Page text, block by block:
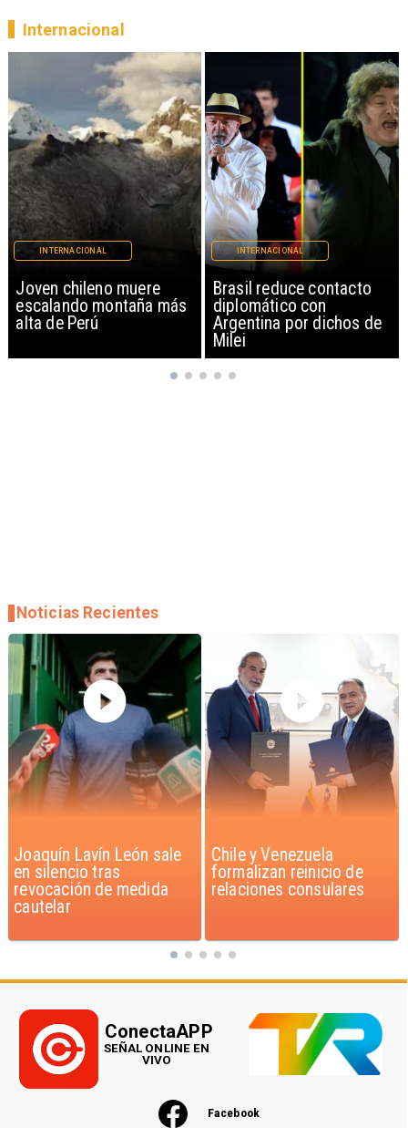
Brasil reduce contacto
diplomático con
Argentina por dichos de
INTERNACIONAL
China restringe
exportación de drones a
EEUU y sanciona
empresas
INTERNACIONAL
Internacional
Chile y Venezuela
formalizan reinicio de
relaciones consulares
Feriantes rechazan
dichos de Camila Flores
sobre Fabiola Campillai
Noticias Recientes
Facebook
ConectaAPP
SEÑAL ONLINE EN
VIVO